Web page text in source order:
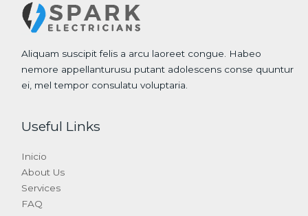
Aliquam suscipit felis a arcu laoreet congue. Habeo
nemore appellanturusu putant adolescens conse quuntur
ei, mel tempor consulatu voluptaria.
Useful Links
Inicio
About Us
Services
FAQ